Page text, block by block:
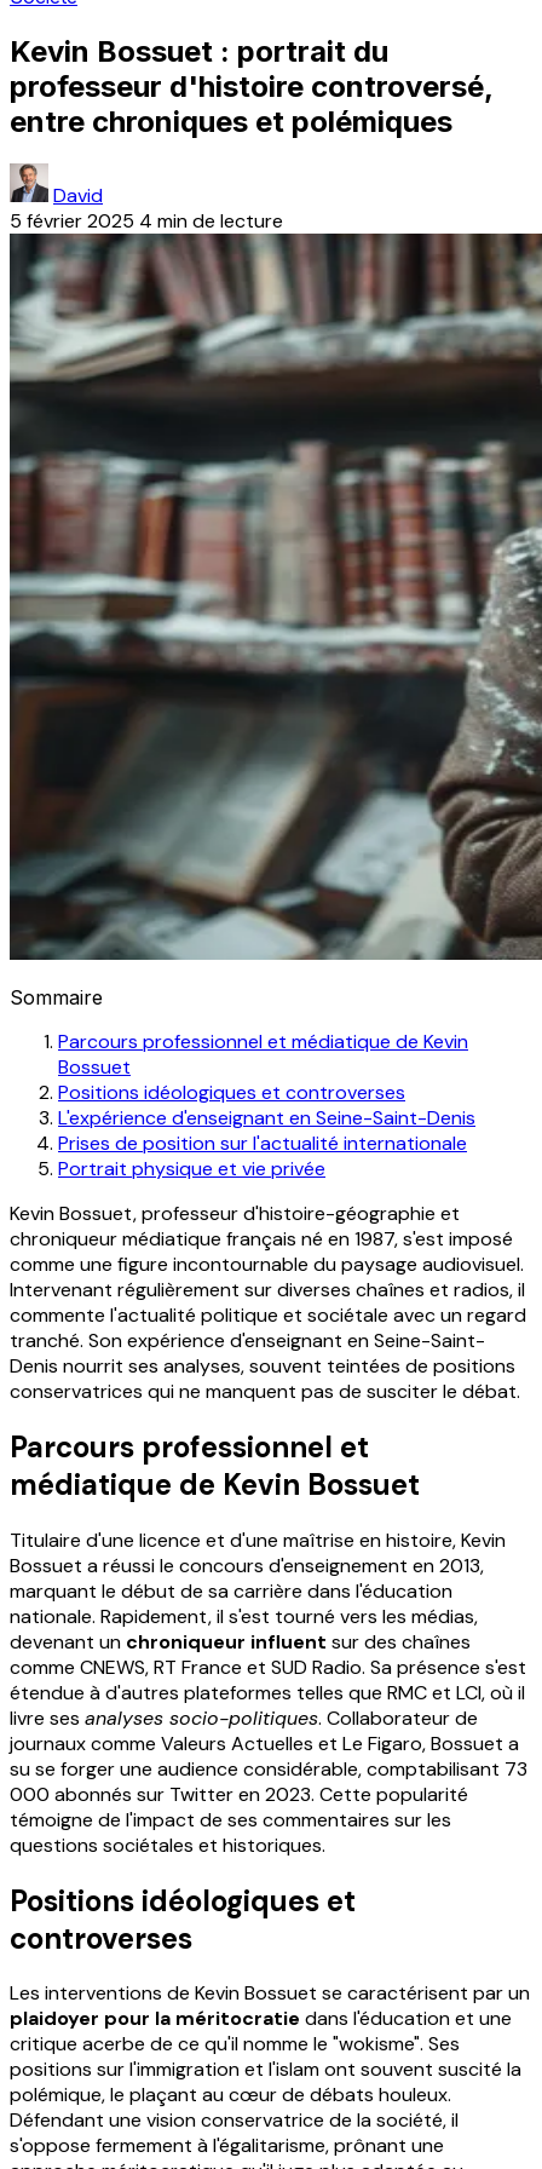
Kevin Bossuet : portrait du
professeur d'histoire controversé,
entre chroniques et polémiques
David
5 février 2025 4 min de lecture
Sommaire
Parcours professionnel et médiatique de Kevin
Bossuet
Positions idéologiques et controverses
L'expérience d'enseignant en Seine-Saint-Denis
Prises de position sur l'actualité internationale
Portrait physique et vie privée
Kevin Bossuet, professeur d'histoire-géographie et
chroniqueur médiatique français né en 1987, s'est imposé
comme une figure incontournable du paysage audiovisuel.
Intervenant régulièrement sur diverses chaînes et radios, il
commente l'actualité politique et sociétale avec un regard
tranché. Son expérience d'enseignant en Seine-Saint-
Denis nourrit ses analyses, souvent teintées de positions
conservatrices qui ne manquent pas de susciter le débat.
Parcours professionnel et
médiatique de Kevin Bossuet
Titulaire d'une licence et d'une maîtrise en histoire, Kevin
Bossuet a réussi le concours d'enseignement en 2013,
marquant le début de sa carrière dans l'éducation
nationale. Rapidement, il s'est tourné vers les médias,
devenant un chroniqueur influent sur des chaînes
comme CNEWS, RT France et SUD Radio. Sa présence s'est
étendue à d'autres plateformes telles que RMC et LCI, où il
livre ses analyses socio-politiques. Collaborateur de
journaux comme Valeurs Actuelles et Le Figaro, Bossuet a
su se forger une audience considérable, comptabilisant 73
000 abonnés sur Twitter en 2023. Cette popularité
témoigne de l'impact de ses commentaires sur les
questions sociétales et historiques.
Positions idéologiques et
controverses
Les interventions de Kevin Bossuet se caractérisent par un
plaidoyer pour la méritocratie dans l'éducation et une
critique acerbe de ce qu'il nomme le "wokisme". Ses
positions sur l'immigration et l'islam ont souvent suscité la
polémique, le plaçant au cœur de débats houleux.
Défendant une vision conservatrice de la société, il
s'oppose fermement à l'égalitarisme, prônant une